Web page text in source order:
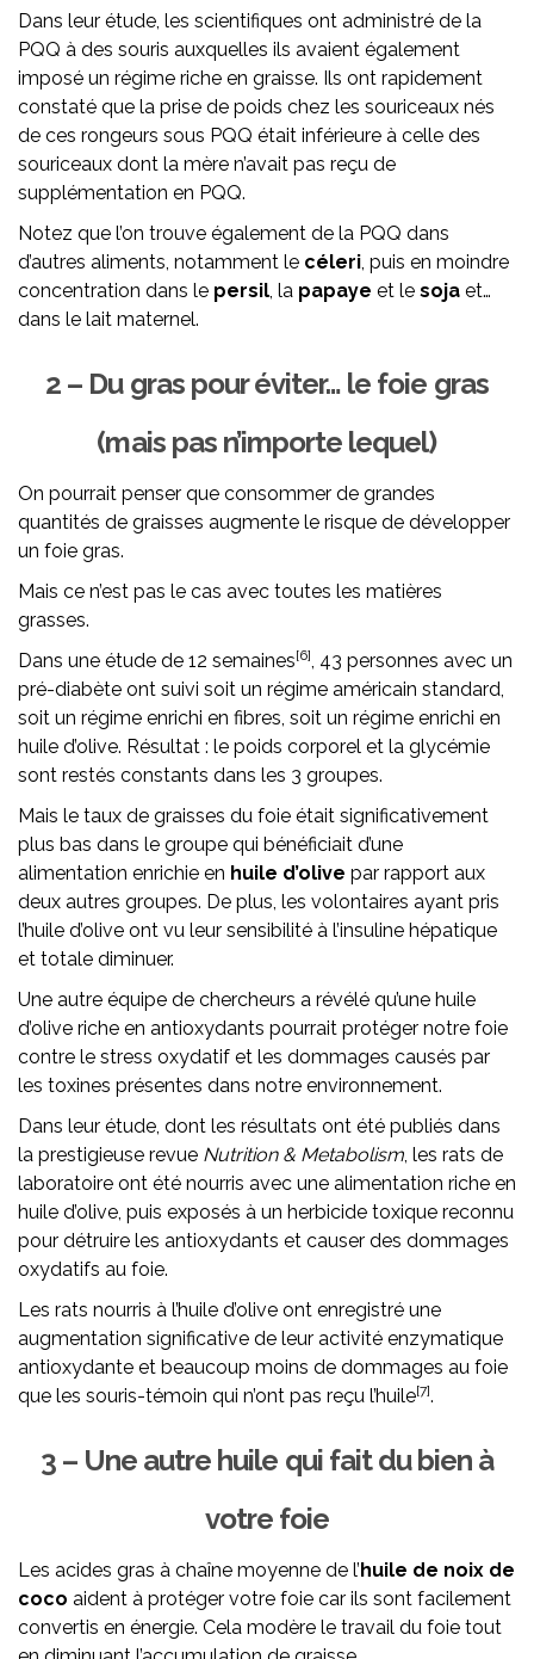
Dans leur étude, les scientifiques ont administré de la
PQQ à des souris auxquelles ils avaient également
imposé un régime riche en graisse. Ils ont rapidement
constaté que la prise de poids chez les souriceaux nés
de ces rongeurs sous PQQ était inférieure à celle des
souriceaux dont la mère n’avait pas reçu de
supplémentation en PQQ.
Notez que l’on trouve également de la PQQ dans
d’autres aliments, notamment le céleri, puis en moindre
concentration dans le persil, la papaye et le soja et…
dans le lait maternel.
2 – Du gras pour éviter… le foie gras
(mais pas n’importe lequel)
On pourrait penser que consommer de grandes
quantités de graisses augmente le risque de développer
un foie gras.
Mais ce n’est pas le cas avec toutes les matières
grasses.
Dans une étude de 12 semaines[6], 43 personnes avec un
pré-diabète ont suivi soit un régime américain standard,
soit un régime enrichi en fibres, soit un régime enrichi en
huile d’olive. Résultat : le poids corporel et la glycémie
sont restés constants dans les 3 groupes.
Mais le taux de graisses du foie était significativement
plus bas dans le groupe qui bénéficiait d’une
alimentation enrichie en huile d’olive par rapport aux
deux autres groupes. De plus, les volontaires ayant pris
l’huile d’olive ont vu leur sensibilité à l’insuline hépatique
et totale diminuer.
Une autre équipe de chercheurs a révélé qu’une huile
d’olive riche en antioxydants pourrait protéger notre foie
contre le stress oxydatif et les dommages causés par
les toxines présentes dans notre environnement.
Dans leur étude, dont les résultats ont été publiés dans
la prestigieuse revue Nutrition & Metabolism, les rats de
laboratoire ont été nourris avec une alimentation riche en
huile d’olive, puis exposés à un herbicide toxique reconnu
pour détruire les antioxydants et causer des dommages
oxydatifs au foie.
Les rats nourris à l’huile d’olive ont enregistré une
augmentation significative de leur activité enzymatique
antioxydante et beaucoup moins de dommages au foie
que les souris-témoin qui n’ont pas reçu l’huile[7].
3 – Une autre huile qui fait du bien à
votre foie
Les acides gras à chaîne moyenne de l’huile de noix de
coco aident à protéger votre foie car ils sont facilement
convertis en énergie. Cela modère le travail du foie tout